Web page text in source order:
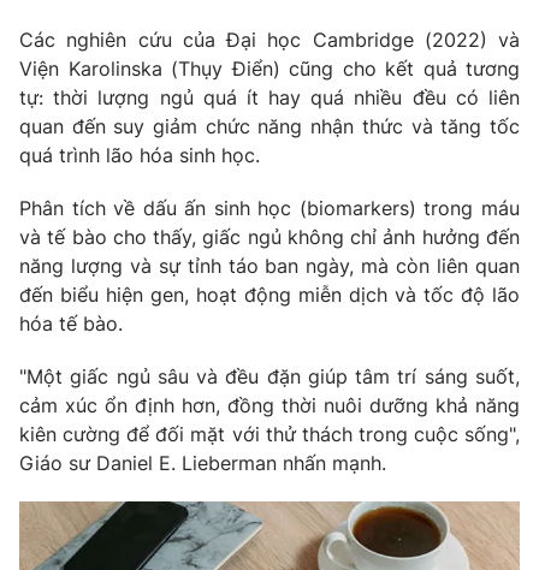
Các nghiên cứu của Đại học Cambridge (2022) và
Viện Karolinska (Thụy Điển) cũng cho kết quả tương
tự: thời lượng ngủ quá ít hay quá nhiều đều có liên
quan đến suy giảm chức năng nhận thức và tăng tốc
quá trình lão hóa sinh học.
Phân tích về dấu ấn sinh học (biomarkers) trong máu
và tế bào cho thấy, giấc ngủ không chỉ ảnh hưởng đến
năng lượng và sự tỉnh táo ban ngày, mà còn liên quan
đến biểu hiện gen, hoạt động miễn dịch và tốc độ lão
hóa tế bào.
"Một giấc ngủ sâu và đều đặn giúp tâm trí sáng suốt,
cảm xúc ổn định hơn, đồng thời nuôi dưỡng khả năng
kiên cường để đối mặt với thử thách trong cuộc sống",
Giáo sư Daniel E. Lieberman nhấn mạnh.